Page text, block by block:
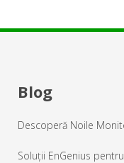
Blog
Descoperă Noile
Soluții EnGenius